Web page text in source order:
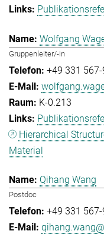
Wolfgang
Gruppenleiter/-in
+49 331
K-0.213
Hierarchical
Material
Qihang Wang
Postdoc
+49 331